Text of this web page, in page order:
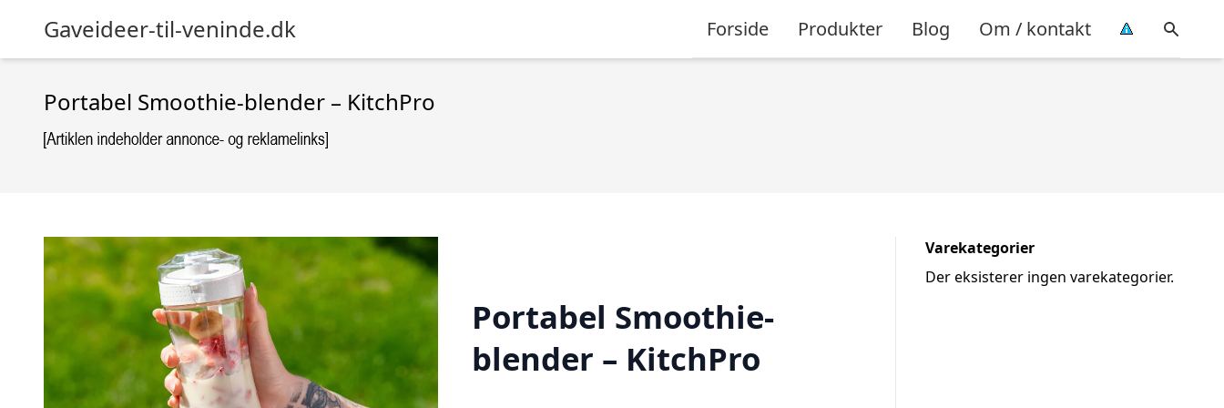
Gaveideer-til-veninde.dk Forside Produkter Blog Om / kontakt
Portabel Smoothie-blender – KitchPro
Portabel Smoothie-
blender – KitchPro
Varekategorier
Der eksisterer ingen varekategorier.